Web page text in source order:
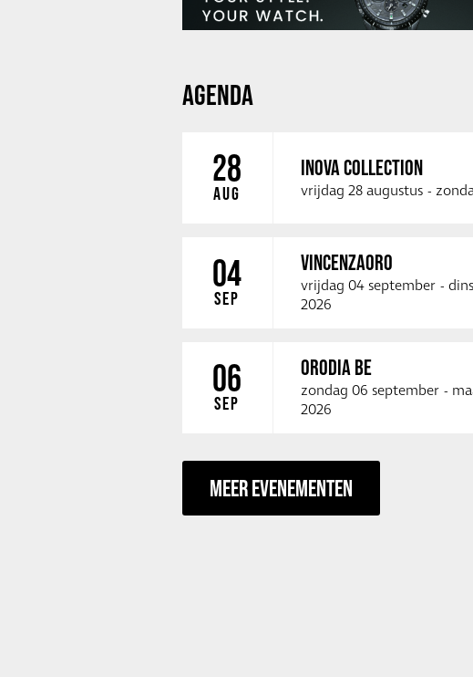
AGENDA
28
AUG
INOVA COLLECTION
vrijdag 28 augustus -
04
SEP
VINCENZAORO
vrijdag 04 september -
2026
06
SEP
ORODIA BE
zondag 06 september -
2026
MEER EVENEMENTEN